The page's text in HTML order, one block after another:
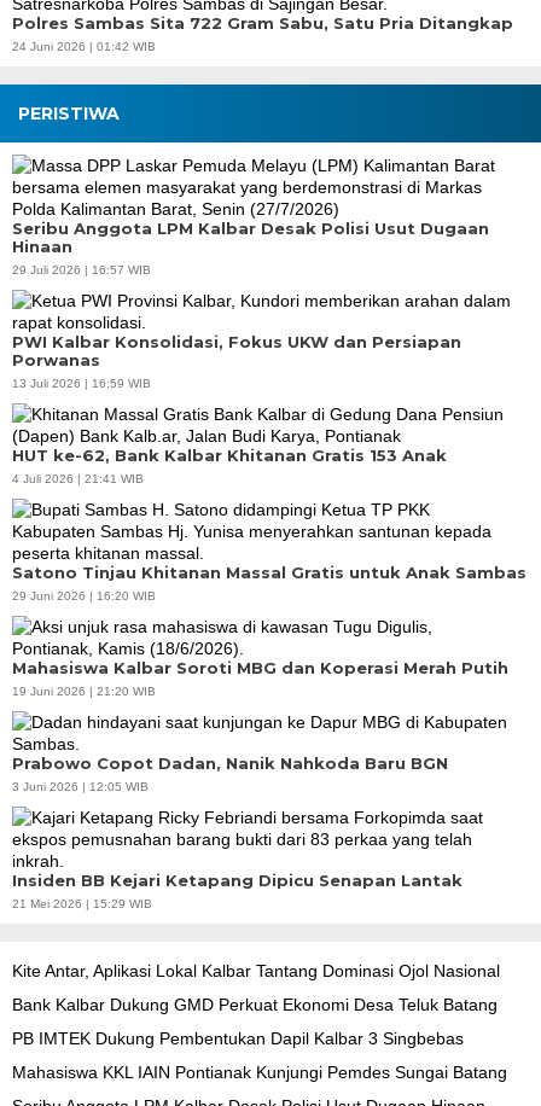
Polres Sambas Sita 722 Gram Sabu, Satu Pria Ditangkap
24 Juni 2026 | 01:42 WIB
PERISTIWA
Seribu Anggota LPM Kalbar Desak Polisi Usut Dugaan
Hinaan
29 Juli 2026 | 16:57 WIB
PWI Kalbar Konsolidasi, Fokus UKW dan Persiapan
Porwanas
13 Juli 2026 | 16:59 WIB
HUT ke-62, Bank Kalbar Khitanan Gratis 153 Anak
4 Juli 2026 | 21:41 WIB
Satono Tinjau Khitanan Massal Gratis untuk Anak Sambas
29 Juni 2026 | 16:20 WIB
Mahasiswa Kalbar Soroti MBG dan Koperasi Merah Putih
19 Juni 2026 | 21:20 WIB
Prabowo Copot Dadan, Nanik Nahkoda Baru BGN
3 Juni 2026 | 12:05 WIB
Insiden BB Kejari Ketapang Dipicu Senapan Lantak
21 Mei 2026 | 15:29 WIB
Kite Antar, Aplikasi Lokal Kalbar Tantang Dominasi Ojol Nasional
Bank Kalbar Dukung GMD Perkuat Ekonomi Desa Teluk Batang
PB IMTEK Dukung Pembentukan Dapil Kalbar 3 Singbebas
Mahasiswa KKL IAIN Pontianak Kunjungi Pemdes Sungai Batang